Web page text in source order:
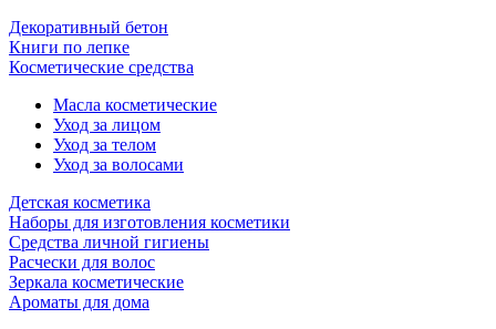
Декоративный бетон
Книги по лепке
Косметические средства
Масла косметические
Уход за лицом
Уход за телом
Уход за волосами
Детская косметика
Наборы для изготовления косметики
Средства личной гигиены
Расчески для волос
Зеркала косметические
Ароматы для дома